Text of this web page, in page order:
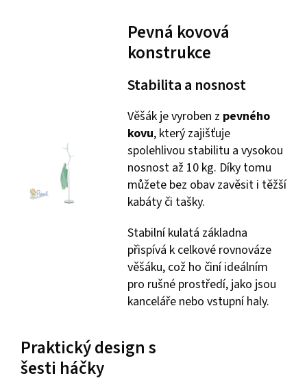
Pevná kovová
konstrukce
Stabilita a nosnost
Věšák je vyroben z pevného
kovu, který zajišťuje
spolehlivou stabilitu a vysokou
nosnost až 10 kg. Díky tomu
můžete bez obav zavěsit i těžší
kabáty či tašky.
Stabilní kulatá základna
přispívá k celkové rovnováze
věšáku, což ho činí ideálním
pro rušné prostředí, jako jsou
kanceláře nebo vstupní haly.
Praktický design s
šesti háčky